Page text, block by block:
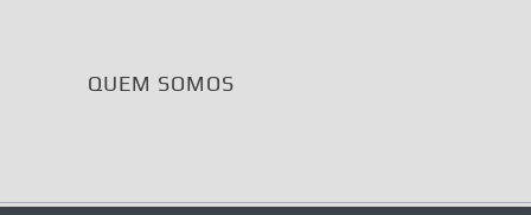
QUEM SOMOS